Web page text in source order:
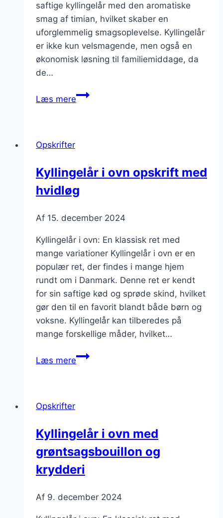
saftige kyllingelår med den aromatiske
smag af timian, hvilket skaber en
uforglemmelig smagsoplevelse. Kyllingelår
er ikke kun velsmagende, men også en
økonomisk løsning til familiemiddage, da
de…
Læs mereKyllingelår
Opskrifter
Kyllingelår i ovn opskrift med
hvidløg
Af 15. december 2024
Kyllingelår i ovn: En klassisk ret med
mange variationer Kyllingelår i ovn er en
populær ret, der findes i mange hjem
rundt om i Danmark. Denne ret er kendt
for sin saftige kød og sprøde skind, hvilket
gør den til en favorit blandt både børn og
voksne. Kyllingelår kan tilberedes på
mange forskellige måder, hvilket…
Læs mereKyllingelår
Opskrifter
Kyllingelår i ovn med
grøntsagsbouillon og
krydderi
Af 9. december 2024